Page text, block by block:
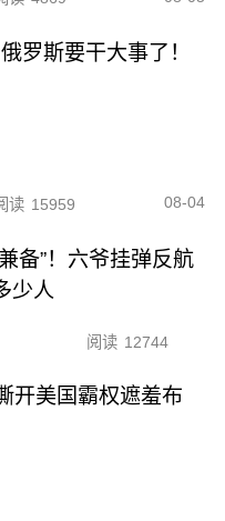
罗斯要干大事了！
读 15959 08-04
备”！六爷挂弹反航
少人
阅读 12744
开美国霸权遮羞布